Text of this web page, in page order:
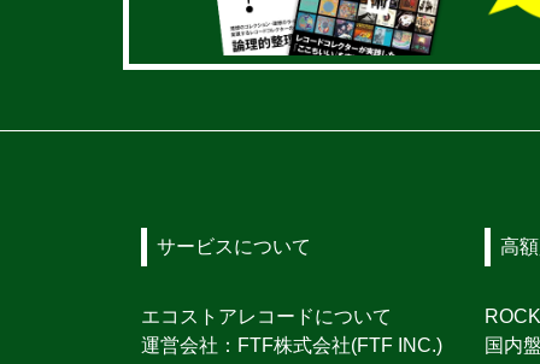
サービスについて
エコストアレコードについて
運営会社：FTF株式会社(FTF INC.)
高
国内